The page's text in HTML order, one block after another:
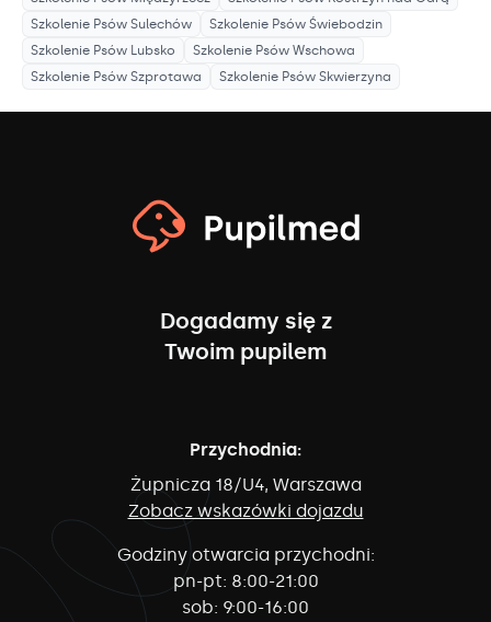
Szkolenie Psów Sulechów Szkolenie Psów Świebodzin
Szkolenie Psów Lubsko Szkolenie Psów Wschowa
Szkolenie Psów Szprotawa Szkolenie Psów Skwierzyna
Dogadamy się z
Twoim pupilem
Przychodnia:
Żupnicza 18/U4, Warszawa
Zobacz wskazówki dojazdu
Godziny otwarcia przychodni:
pn-pt: 8:00-21:00
sob: 9:00-16:00